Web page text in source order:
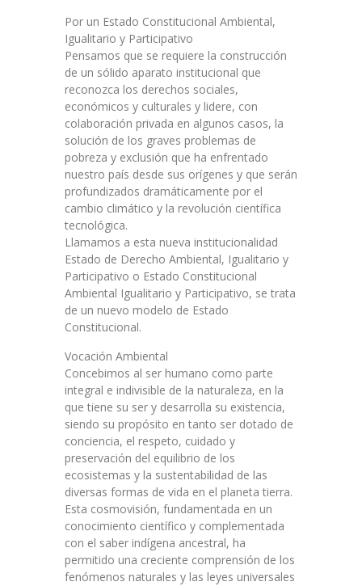
Por un Estado Constitucional Ambiental,
Igualitario y Participativo
Pensamos que se requiere la construcción
de un sólido aparato institucional que
reconozca los derechos sociales,
económicos y culturales y lidere, con
colaboración privada en algunos casos, la
solución de los graves problemas de
pobreza y exclusión que ha enfrentado
nuestro país desde sus orígenes y que serán
profundizados dramáticamente por el
cambio climático y la revolución científica
tecnológica.
Llamamos a esta nueva institucionalidad
Estado de Derecho Ambiental, Igualitario y
Participativo o Estado Constitucional
Ambiental Igualitario y Participativo, se trata
de un nuevo modelo de Estado
Constitucional.
Vocación Ambiental
Concebimos al ser humano como parte
integral e indivisible de la naturaleza, en la
que tiene su ser y desarrolla su existencia,
siendo su propósito en tanto ser dotado de
conciencia, el respeto, cuidado y
preservación del equilibrio de los
ecosistemas y la sustentabilidad de las
diversas formas de vida en el planeta tierra.
Esta cosmovisión, fundamentada en un
conocimiento científico y complementada
con el saber indígena ancestral, ha
permitido una creciente comprensión de los
fenómenos naturales y las leyes universales